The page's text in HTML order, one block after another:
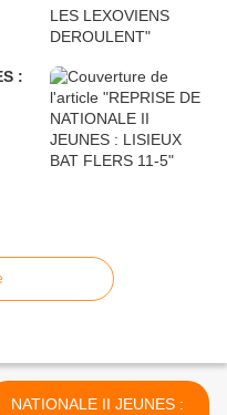
:
NATIONALE II JEUNES :